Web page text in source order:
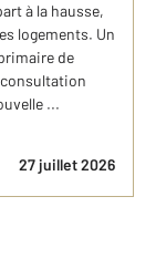
à la hausse,
logements. Un
de
consultation
...
27 juillet 2026